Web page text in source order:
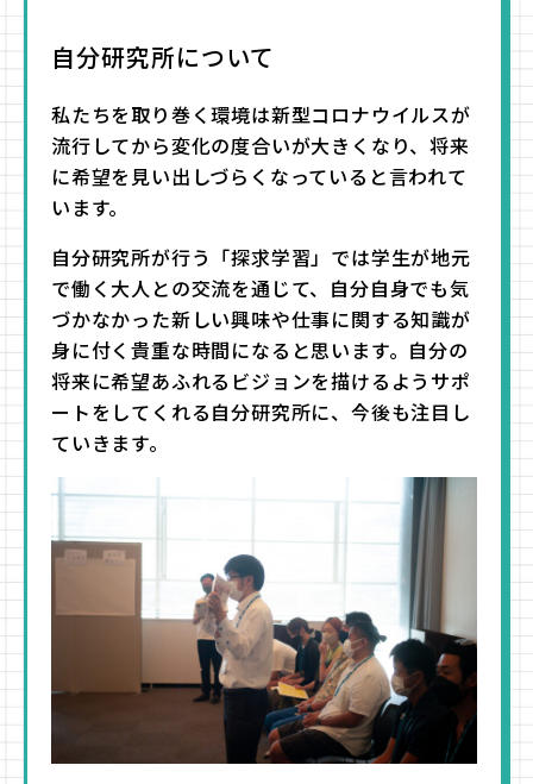
自分研究所について
私たちを取り巻く環境は新型コロナウイルスが
流行してから変化の度合いが大きくなり、将来
に希望を見い出しづらくなっていると言われて
います。
自分研究所が行う「探求学習」では学生が地元
で働く大人との交流を通じて、自分自身でも気
づかなかった新しい興味や仕事に関する知識が
身に付く貴重な時間になると思います。自分の
将来に希望あふれるビジョンを描けるようサポ
ートをしてくれる自分研究所に、今後も注目し
ていきます。